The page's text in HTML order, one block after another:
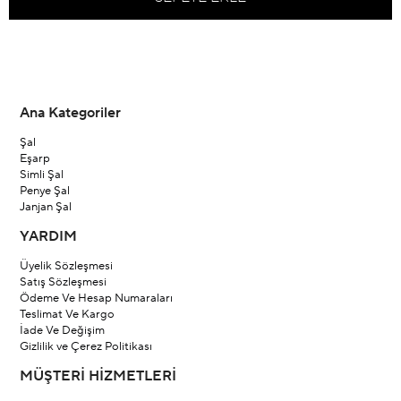
Ana Kategoriler
Şal
Eşarp
Simli Şal
Penye Şal
Janjan Şal
YARDIM
Üyelik Sözleşmesi
Satış Sözleşmesi
Ödeme Ve Hesap Numaraları
Teslimat Ve Kargo
İade Ve Değişim
Gizlilik ve Çerez Politikası
MÜŞTERİ HİZMETLERİ